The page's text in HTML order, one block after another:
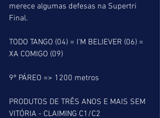
merece algumas defesas na Supertri
Final.
TODO TANGO (04) = I'M BELIEVER (06) =
XA COMIGO (09)
9º PÁREO => 1200 metros
PRODUTOS DE TRÊS ANOS E MAIS SEM
VITÓRIA - CLAIMING C1/C2